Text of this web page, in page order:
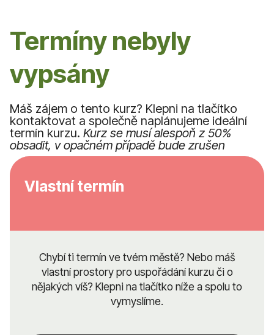
Termíny nebyly
vypsány
Máš zájem o tento kurz? Klepni na tlačítko
kontaktovat a společně naplánujeme ideální
termín kurzu. Kurz se musí alespoň z 50%
obsadit, v opačném případě bude zrušen
Vlastní termín
Chybí ti termín ve tvém městě? Nebo máš
vlastní prostory pro uspořádání kurzu či o
nějakých víš? Klepni na tlačítko níže a spolu to
vymyslíme.